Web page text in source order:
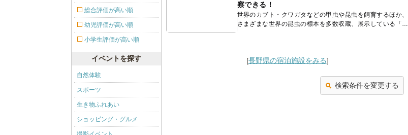
察できる！
世界のカブト・クワガタなどの甲虫や昆虫を飼育するほか、
さまざまな世界の昆虫の標本を多数収蔵、展示している「世
界昆虫館」。世界の珍しい昆虫がお出迎えしてくれて、家族
[長野県の宿泊施設をみる]
検索条件を変更する
総合評価が高い順
幼児評価が高い順
小学生評価が高い順
イベントを探す
自然体験
スポーツ
生き物ふれあい
ショッピング・グルメ